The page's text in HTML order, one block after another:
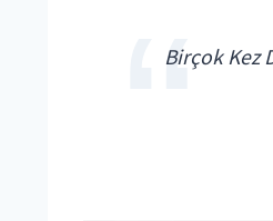
Birçok Kez